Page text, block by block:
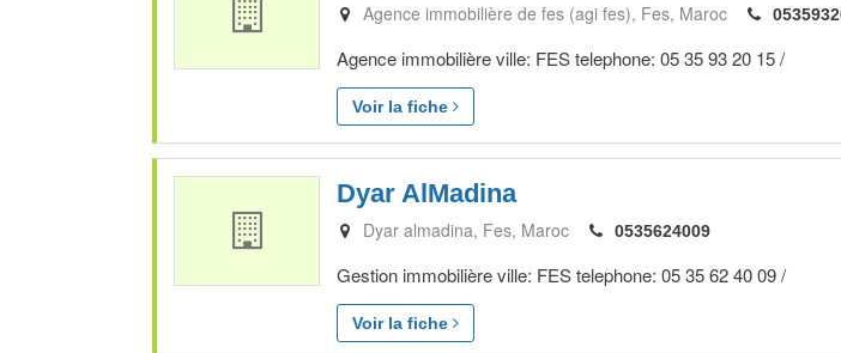
Agence immobilière de fes (agi fes) Fes Maroc
Agence immobilière ville: FES telephone: 05 35 93 20 15 /
Voir la fiche
Dyar AlMadina
Dyar almadina Fes Maroc 0535624009
Gestion immobilière ville: FES telephone: 05 35 62 40 09 /
Voir la fiche